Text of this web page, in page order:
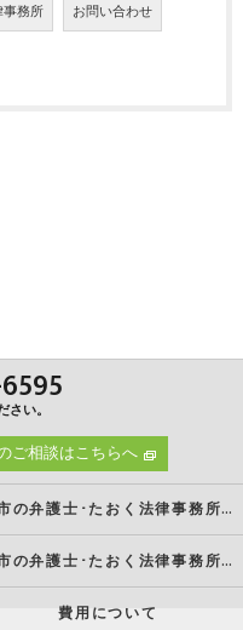
務所 お問い合わせ
い。
ご相談はこちらへ
呉市の弁護士･たおく法律事務所の強み
呉市の弁護士･たおく法律事務所の方針
費用について